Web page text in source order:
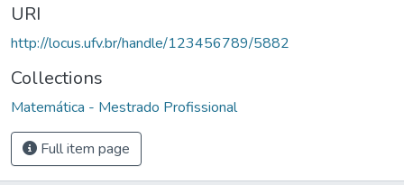
URI
http://locus.ufv.br/handle/123456789/5882
Collections
Matemática - Mestrado Profissional
Full item page